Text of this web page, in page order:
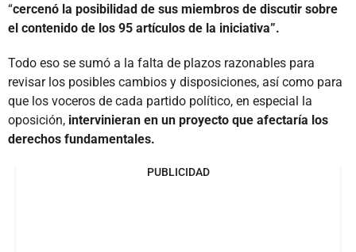
“cercenó la posibilidad de sus miembros de discutir sobre
el contenido de los 95 artículos de la iniciativa”.
Todo eso se sumó a la falta de plazos razonables para
revisar los posibles cambios y disposiciones, así como para
que los voceros de cada partido político, en especial la
oposición, intervinieran en un proyecto que afectaría los
derechos fundamentales.
PUBLICIDAD